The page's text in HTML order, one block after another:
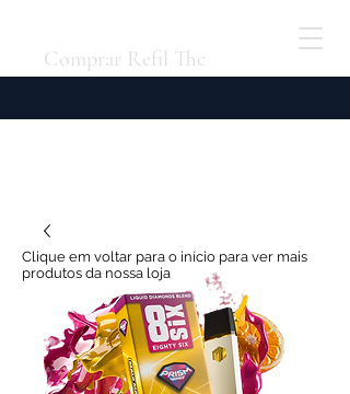
Comprar Refil Thc
Clique em voltar para o início para ver mais
produtos da nossa loja